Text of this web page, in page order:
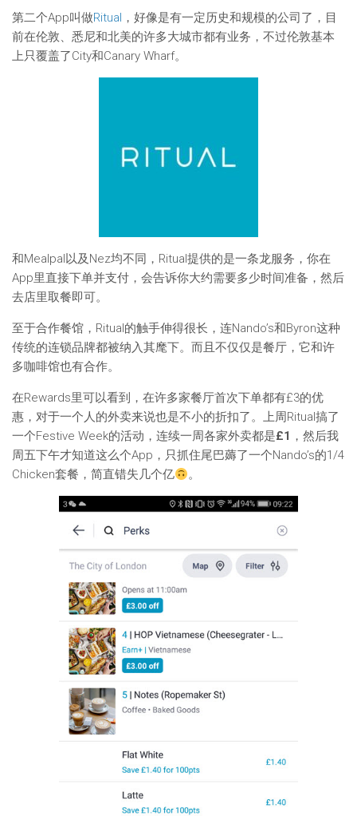
第二个App叫做Ritual ，好像是有一定历史和规模的公司了，目
前在伦敦、悉尼和北美的许多大城市都有业务，不过伦敦基本
上只覆盖了City和Canary Wharf。
和Mealpal以及Nez均不同，Ritual提供的是一条龙服务，你在
App里直接下单并支付，会告诉你大约需要多少时间准备，然后
去店里取餐即可。
至于合作餐馆，Ritual的触手伸得很长，连Nando’s和Byron这种
传统的连锁品牌都被纳入其麾下。而且不仅仅是餐厅，它和许
多咖啡馆也有合作。
在Rewards里可以看到，在许多家餐厅首次下单都有£3的优
惠，对于一个人的外卖来说也是不小的折扣了。上周Ritual搞了
一个Festive Week的活动，连续一周各家外卖都是£1 ，然后我
周五下午才知道这么个App，只抓住尾巴薅了一个Nando’s的1/4
Chicken套餐，简直错失几个亿
。